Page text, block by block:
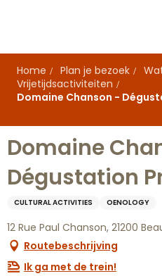
principal
Home
Plan je bezoek
Vrijetijdsactiviteiten
Domaine Chanson -
Domaine
Dégustation
CULTURAL ACTIVITIES OENOLOGY
12 Rue Paul Chanson, 21200
Routebeschrijving
Ik ga met de trein!